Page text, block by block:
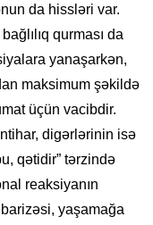
da hissləri var.
qurması da
yanaşarkən,
maksimum şəkildə
üçün vacibdir.
digərlərinin isə
qətidir” tərzində
reaksiyanın
yaşamağa